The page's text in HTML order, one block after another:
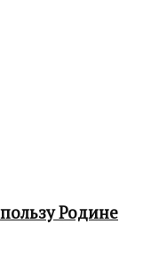
Родине